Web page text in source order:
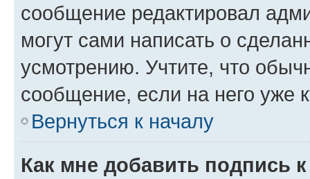
сообщение редактировал
могут сами написать о
усмотрению. Учтите, что
сообщение, если на него уже
Вернуться к началу
Как мне добавить подпись